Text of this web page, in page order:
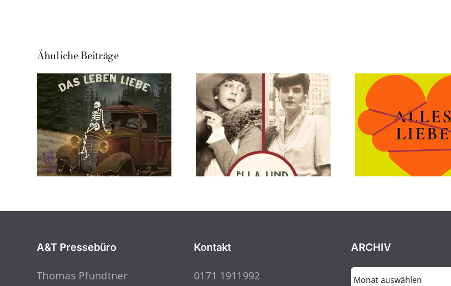
Ähnliche Beiträge
A&T Pressebüro
Thomas Pfundtner
Kontakt
0171 1911992
ARCHIV
ARCHIV